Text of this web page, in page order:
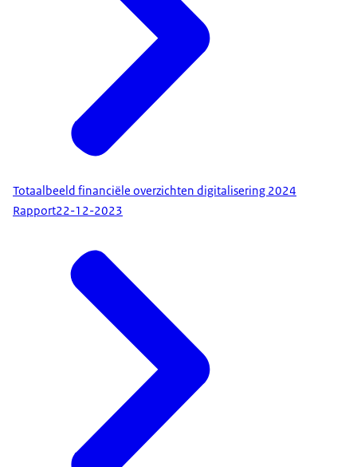
Totaalbeeld financiële overzichten digitalisering 2024
Rapport22-12-2023